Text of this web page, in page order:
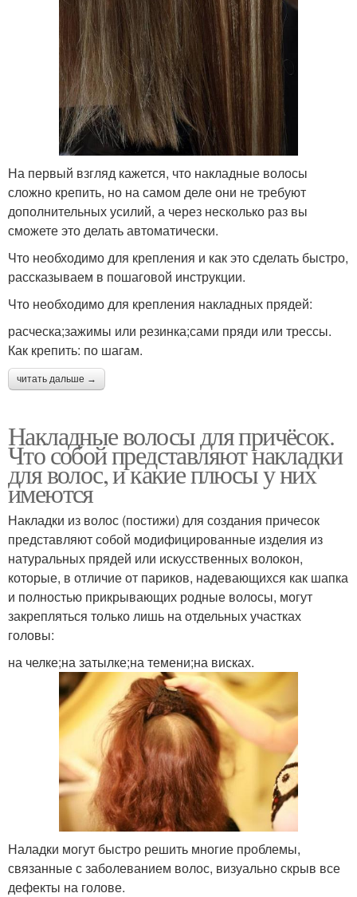
На первый взгляд кажется, что накладные волосы
сложно крепить, но на самом деле они не требуют
дополнительных усилий, а через несколько раз вы
сможете это делать автоматически.
Что необходимо для крепления и как это сделать быстро,
рассказываем в пошаговой инструкции.
Что необходимо для крепления накладных прядей:
расческа;зажимы или резинка;сами пряди или трессы.
Как крепить: по шагам.
читать дальше →
Накладные волосы для причёсок.
Что собой представляют накладки
для волос, и какие плюсы у них
имеются
Накладки из волос (постижи) для создания причесок
представляют собой модифицированные изделия из
натуральных прядей или искусственных волокон,
которые, в отличие от париков, надевающихся как шапка
и полностью прикрывающих родные волосы, могут
закрепляться только лишь на отдельных участках
головы:
на челке;на затылке;на темени;на висках.
Наладки могут быстро решить многие проблемы,
связанные с заболеванием волос, визуально скрыв все
дефекты на голове.